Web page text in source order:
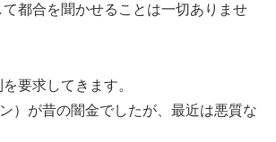
て都合を聞かせることは一切ありませ
要求してきます。
）が昔の闇金でしたが、最近は悪質な